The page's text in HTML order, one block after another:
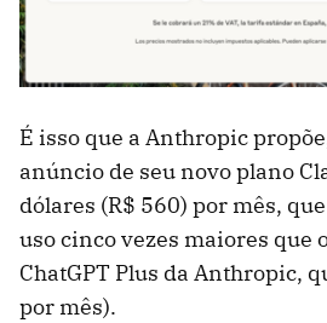
É isso que a Anthropic
anúncio de seu novo plano
dólares (R$ 560) por mês,
uso cinco vezes maiores que
ChatGPT Plus da Anthropic,
por mês).